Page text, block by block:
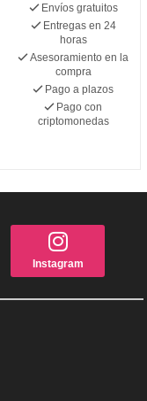
Envíos gratuitos
Entregas en 24
horas
Asesoramiento en la
compra
Pago a plazos
Pago con
criptomonedas
Instagram